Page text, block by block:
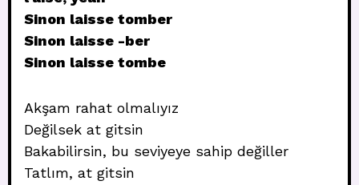
Sinon laisse tomber
Sinon laisse -ber
Sinon laisse tombe
Akşam rahat olmalıyız
Değilsek at gitsin
Bakabilirsin, bu seviyeye sahip değiller
Tatlım, at gitsin